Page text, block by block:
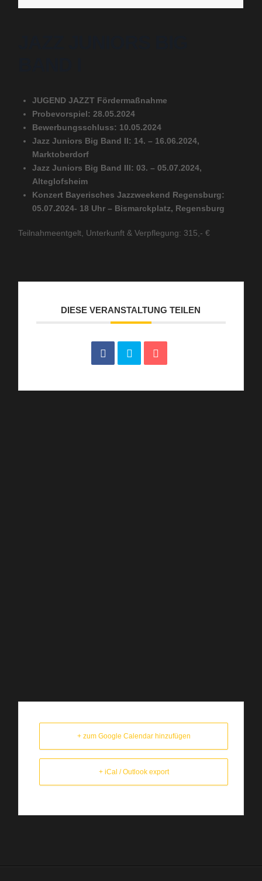
JUGEND JAZZT Fördermaßnahme
Probevorspiel: 28.05.2024
Bewerbungsschluss: 10.05.2024
Jazz Juniors Big Band II: 14. – 16.06.2024,
Marktoberdorf
Jazz Juniors Big Band III: 03. – 05.07.2024,
Alteglofsheim
Konzert Bayerisches Jazzweekend Regensburg:
05.07.2024- 18 Uhr – Bismarckplatz, Regensburg
Teilnahmeentgelt, Unterkunft & Verpflegung: 315,- €
DIESE VERANSTALTUNG TEILEN
+ zum Google Calendar hinzufügen
+ iCal / Outlook export